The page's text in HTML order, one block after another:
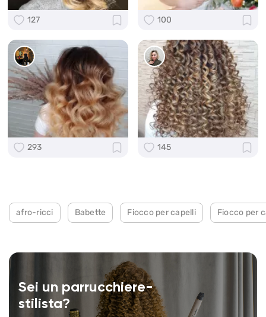
127 100
293 145
afro-ricci Babette Fiocco per capelli Fiocco per
Sei un parrucchiere-
stilista?